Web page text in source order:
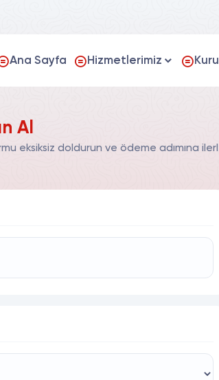
Ana Sayfa Hizmetlerimiz
Al
eksiksiz doldurun ve ödeme adımına